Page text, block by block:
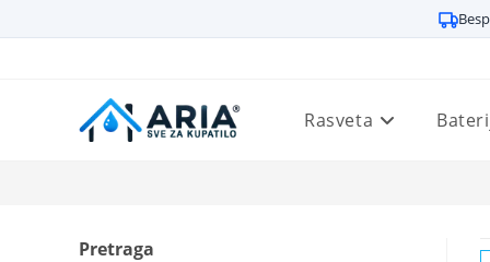
Rasveta
Pretraga